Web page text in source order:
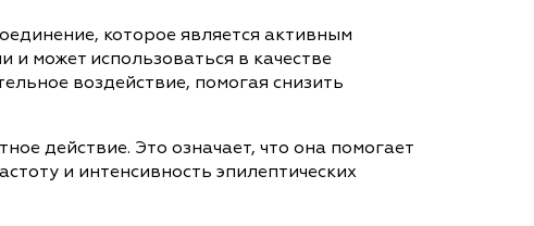
которое является активным
может использоваться в качестве
воздействие, помогая снизить
действие. Это означает, что она помогает
и интенсивность эпилептических